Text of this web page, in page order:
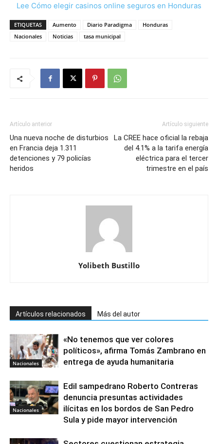
Lee Cómo elegir casinos online seguros en Honduras
ETIQUETAS Aumento Diario Paradigma
Honduras
Nacionales
Noticias tasa municipal
Artículo anterior
Una nueva noche de disturbios
en Francia deja 1.311
detenciones y 79 policías
heridos
Artículo siguiente
La CREE hace oficial la rebaja
del 4.1% a la tarifa energía
eléctrica para el tercer
trimestre en el país
Yolibeth Bustillo
Artículos relacionados Más del autor
Nacionales
«No tenemos que ver colores
políticos», afirma Tomás Zambrano en
entrega de ayuda humanitaria
Nacionales
Edil sampedrano Roberto Contreras
denuncia presuntas actividades
ilícitas en los bordos de San Pedro
Sula y pide mayor intervención